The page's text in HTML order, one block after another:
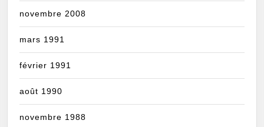
novembre 2008
mars 1991
février 1991
août 1990
novembre 1988